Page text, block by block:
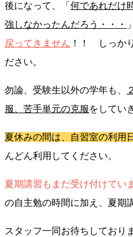
後になって、「 何であれだけ
強しなかったんだろう・・・
戻ってきません ！！ しっかり
ださい。
勿論、受験生以外の学年も、
服、苦手単元の克服 をしてい
夏休みの間は、自習室の利用
んどん利用してください。
夏期講習もまだ受け付けてい
の自主勉の時間に加え、夏期
スタッフ一同お待ちしており